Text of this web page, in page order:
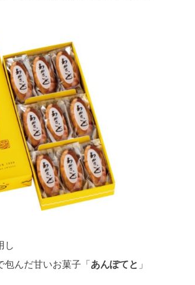
し
んだ甘いお菓子「 あんぽてと 」